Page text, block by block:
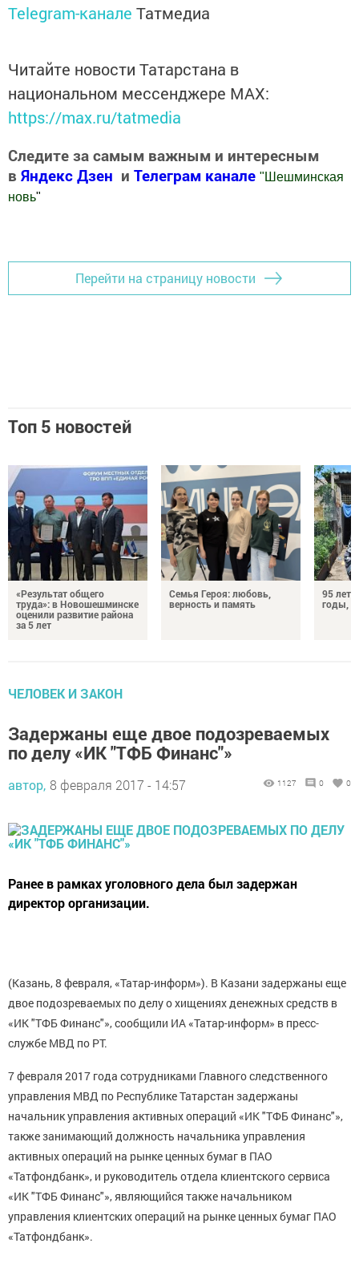
Telegram-канале Татмедиа
Читайте новости Татарстана в
национальном мессенджере MАХ:
https://max.ru/tatmedia
Следите за самым важным и интересным
в Яндекс Дзен и Телеграм канале " Шешминская
новь"
Перейти на страницу новости
Топ 5 новостей
«Результат общего
труда»: в Новошешминске
оценили развитие района
за 5 лет
Семья Героя: любовь,
верность и память
95 лет
годы,
ЧЕЛОВЕК И ЗАКОН
Задержаны еще двое подозреваемых
по делу «ИК "ТФБ Финанс"»
автор, 8 февраля 2017 - 14:57 1127 0 0
Ранее в рамках уголовного дела был задержан
директор организации.
(Казань, 8 февраля, «Татар-информ»). В Казани задержаны еще
двое подозреваемых по делу о хищениях денежных средств в
«ИК "ТФБ Финанс"», сообщили ИА «Татар-информ» в пресс-
службе МВД по РТ.
7 февраля 2017 года сотрудниками Главного следственного
управления МВД по Республике Татарстан задержаны
начальник управления активных операций «ИК "ТФБ Финанс"»,
также занимающий должность начальника управления
активных операций на рынке ценных бумаг в ПАО
«Татфондбанк», и руководитель отдела клиентского сервиса
«ИК "ТФБ Финанс"», являющийся также начальником
управления клиентских операций на рынке ценных бумаг ПАО
«Татфондбанк».